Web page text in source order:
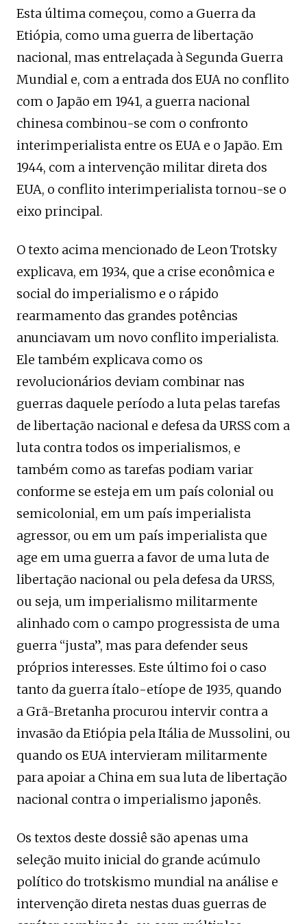
Esta última começou, como a Guerra da
Etiópia, como uma guerra de libertação
nacional, mas entrelaçada à Segunda Guerra
Mundial e, com a entrada dos EUA no conflito
com o Japão em 1941, a guerra nacional
chinesa combinou-se com o confronto
interimperialista entre os EUA e o Japão. Em
1944, com a intervenção militar direta dos
EUA, o conflito interimperialista tornou-se o
eixo principal.
O texto acima mencionado de Leon Trotsky
explicava, em 1934, que a crise econômica e
social do imperialismo e o rápido
rearmamento das grandes potências
anunciavam um novo conflito imperialista.
Ele também explicava como os
revolucionários deviam combinar nas
guerras daquele período a luta pelas tarefas
de libertação nacional e defesa da URSS com a
luta contra todos os imperialismos, e
também como as tarefas podiam variar
conforme se esteja em um país colonial ou
semicolonial, em um país imperialista
agressor, ou em um país imperialista que
age em uma guerra a favor de uma luta de
libertação nacional ou pela defesa da URSS,
ou seja, um imperialismo militarmente
alinhado com o campo progressista de uma
guerra “justa”, mas para defender seus
próprios interesses. Este último foi o caso
tanto da guerra ítalo-etíope de 1935, quando
a Grã-Bretanha procurou intervir contra a
invasão da Etiópia pela Itália de Mussolini, ou
quando os EUA intervieram militarmente
para apoiar a China em sua luta de libertação
nacional contra o imperialismo japonês.
Os textos deste dossiê são apenas uma
seleção muito inicial do grande acúmulo
político do trotskismo mundial na análise e
intervenção direta nestas duas guerras de